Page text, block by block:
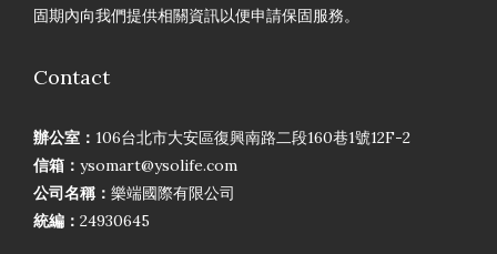
固期內向我們提供相關資訊以便申請保固服務。
Contact
辦公室： 106台北市大安區復興南路二段160巷1號12F-2
信箱： ysomart@ysolife.com
公司名稱： 樂端國際有限公司
統編： 24930645